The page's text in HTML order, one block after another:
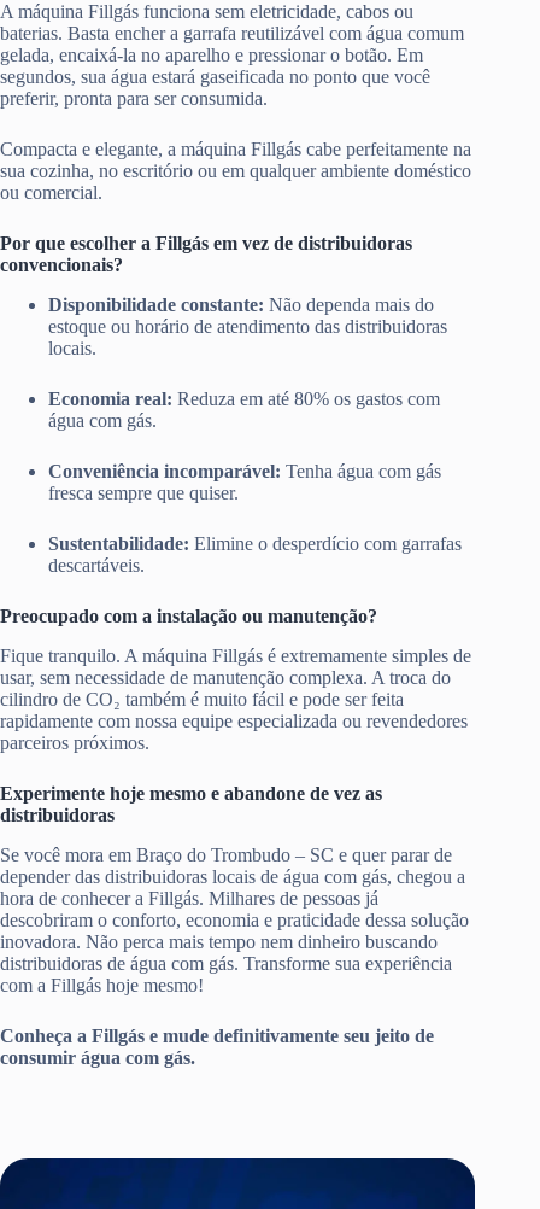
A máquina Fillgás funciona sem eletricidade, cabos ou
baterias. Basta encher a garrafa reutilizável com água comum
gelada, encaixá-la no aparelho e pressionar o botão. Em
segundos, sua água estará gaseificada no ponto que você
preferir, pronta para ser consumida.
Compacta e elegante, a máquina Fillgás cabe perfeitamente na
sua cozinha, no escritório ou em qualquer ambiente doméstico
ou comercial.
Por que escolher a Fillgás em vez de distribuidoras
convencionais?
Disponibilidade constante: Não dependa mais do
estoque ou horário de atendimento das distribuidoras
locais.
Economia real: Reduza em até 80% os gastos com
água com gás.
Conveniência incomparável: Tenha água com gás
fresca sempre que quiser.
Sustentabilidade: Elimine o desperdício com garrafas
descartáveis.
Preocupado com a instalação ou manutenção?
Fique tranquilo. A máquina Fillgás é extremamente simples de
usar, sem necessidade de manutenção complexa. A troca do
cilindro de CO₂ também é muito fácil e pode ser feita
rapidamente com nossa equipe especializada ou revendedores
parceiros próximos.
Experimente hoje mesmo e abandone de vez as
distribuidoras
Se você mora em Braço do Trombudo – SC e quer parar de
depender das distribuidoras locais de água com gás, chegou a
hora de conhecer a Fillgás. Milhares de pessoas já
descobriram o conforto, economia e praticidade dessa solução
inovadora. Não perca mais tempo nem dinheiro buscando
distribuidoras de água com gás. Transforme sua experiência
com a Fillgás hoje mesmo!
Conheça a Fillgás e mude definitivamente seu jeito de
consumir água com gás.